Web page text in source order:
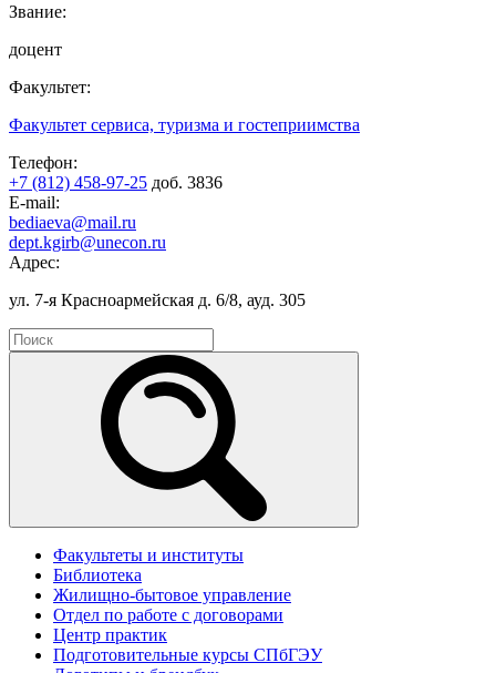
Звание:
доцент
Факультет:
Факультет сервиса, туризма и гостеприимства
Телефон:
+7 (812) 458-97-25 доб. 3836
E-mail:
bediaeva@mail.ru
dept.kgirb@unecon.ru
Адрес:
ул. 7-я Красноармейская д. 6/8, ауд. 305
Факультеты и институты
Библиотека
Жилищно-бытовое управление
Отдел по работе с договорами
Центр практик
Подготовительные курсы СПбГЭУ